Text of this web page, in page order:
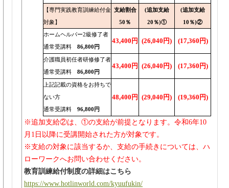
【専門実践教育訓練給付金
対象】
支給割合
50％
(追加支給
20％)①
(追加支給
10％)②
ホームヘルパー2級修了者
通常受講料 86,800円
43,400円 (26,040円) (17,360円)
介護職員初任者研修修了者
通常受講料 86,800円
43,400円 (26,040円) (17,360円)
上記記載の資格をお持ちで
ない方
通常受講料 96,800円
48,400円 (29,040円) (19,360円)
※追加支給②は、①の支給が前提となります。令和6年10
月1日以降に受講開始された方が対象です。
※支給の対象に該当するか、支給の手続きについては、ハ
ローワークへお問い合わせください。
教育訓練給付制度の詳細はこちら
https://www.hotlinworld.com/kyuufukin/